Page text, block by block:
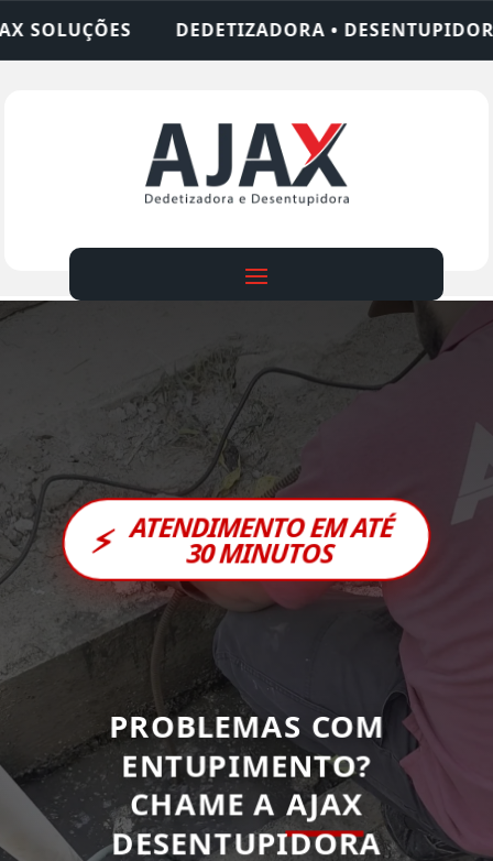
• DESENTUPIDORA • LIMPEZA DE FOSSA
⚡ ATENDIMENTO EM ATÉ
30 MINUTOS
PROBLEMAS COM
ENTUPIMENTO?
CHAME A AJAX
DESENTUPIDORA